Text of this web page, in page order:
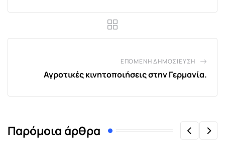
ΕΠΌΜΕΝΗ ΔΗΜΟΣΊΕΥΣΗ
Αγροτικές κινητοποιήσεις στην Γερμανία.
Παρόμοια άρθρα